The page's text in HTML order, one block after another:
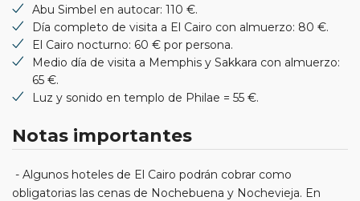
Abu Simbel en autocar: 110 €.
Día completo de visita a El Cairo con almuerzo: 80 €.
El Cairo nocturno: 60 € por persona.
Medio día de visita a Memphis y Sakkara con almuerzo:
65 €.
Luz y sonido en templo de Philae = 55 €.
Notas importantes
- Algunos hoteles de El Cairo podrán cobrar como
obligatorias las cenas de Nochebuena y Nochevieja. En